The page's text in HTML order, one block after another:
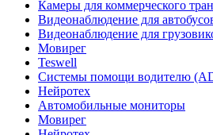
Камеры для коммерческого
Видеонаблюдение для
Видеонаблюдение для
Мовирег
Teswell
Системы помощи водителю
Нейротех
Автомобильные мониторы
Мовирег